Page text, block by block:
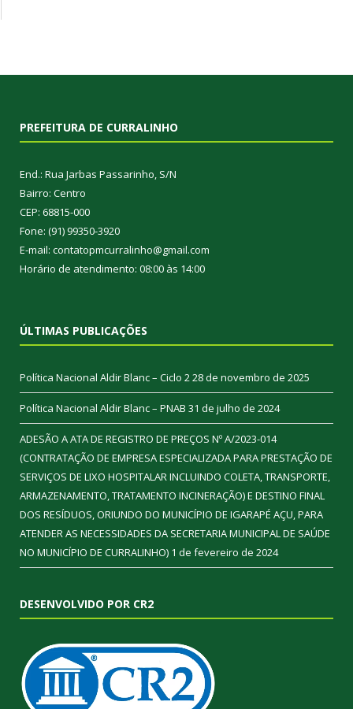
PREFEITURA DE CURRALINHO
End.: Rua Jarbas Passarinho, S/N
Bairro: Centro
CEP: 68815-000
Fone: (91) 99350-3920
E-mail: contatopmcurralinho@gmail.com
Horário de atendimento: 08:00 às 14:00
ÚLTIMAS PUBLICAÇÕES
Política Nacional Aldir Blanc – Ciclo 228 de novembro de 2025
Política Nacional Aldir Blanc – PNAB 31 de julho de 2024
ADESÃO A ATA DE REGISTRO DE PREÇOS Nº A/2023-014
(CONTRATAÇÃO DE EMPRESA ESPECIALIZADA PARA PRESTAÇÃO DE
SERVIÇOS DE LIXO HOSPITALAR INCLUINDO COLETA, TRANSPORTE,
ARMAZENAMENTO, TRATAMENTO INCINERAÇÃO) E DESTINO FINAL
DOS RESÍDUOS, ORIUNDO DO MUNICÍPIO DE IGARAPÉ AÇU, PARA
ATENDER AS NECESSIDADES DA SECRETARIA MUNICIPAL DE SAÚDE
NO MUNICÍPIO DE CURRALINHO) 1 de fevereiro de 2024
DESENVOLVIDO POR CR2